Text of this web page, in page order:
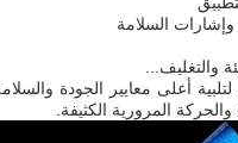
السلامة
والتغليف...
المرورية الكثيفة.